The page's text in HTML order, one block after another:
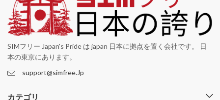
SIMフリー Japan's Pride は japan 日本に拠点を置く会社です。 日
本の東京にあります。
support@simfree.Jp
カテゴリ